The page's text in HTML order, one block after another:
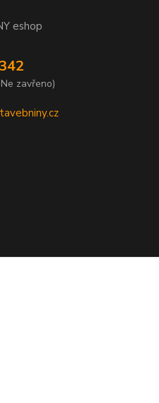
eshop
zavřeno)